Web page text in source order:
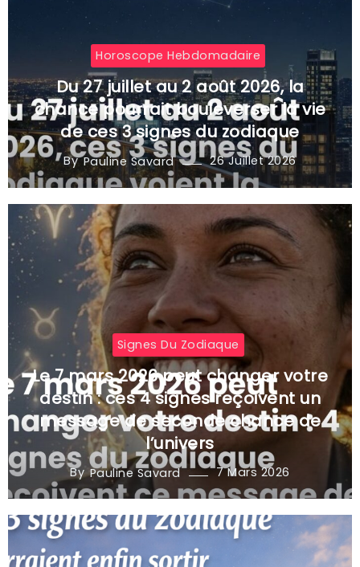
Horoscope Hebdomadaire
Du 27 juillet au 2 août 2026, la
chance pourrait bouleverser la vie
de ces 3 signes du zodiaque
By Pauline Savard 26 Juillet 2026
Signes Du Zodiaque
Le 7 mars 2026 peut changer votre
destin : ces 4 signes reçoivent un
message de seconde chance de
l’univers
By Pauline Savard 7 Mars 2026